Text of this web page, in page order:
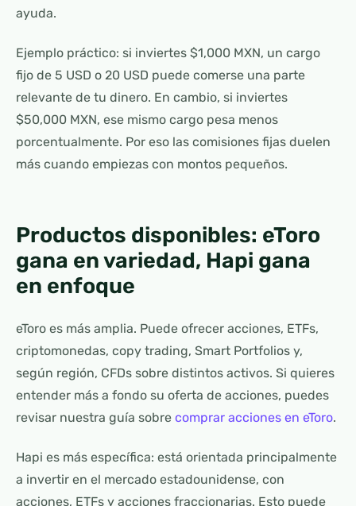
ayuda.
Ejemplo práctico: si inviertes $1,000 MXN, un cargo
fijo de 5 USD o 20 USD puede comerse una parte
relevante de tu dinero. En cambio, si inviertes
$50,000 MXN, ese mismo cargo pesa menos
porcentualmente. Por eso las comisiones fijas duelen
más cuando empiezas con montos pequeños.
Productos disponibles: eToro
gana en variedad, Hapi gana
en enfoque
eToro es más amplia. Puede ofrecer acciones, ETFs,
criptomonedas, copy trading, Smart Portfolios y,
según región, CFDs sobre distintos activos. Si quieres
entender más a fondo su oferta de acciones, puedes
revisar nuestra guía sobre comprar acciones en eToro.
Hapi es más específica: está orientada principalmente
a invertir en el mercado estadounidense, con
acciones, ETFs y acciones fraccionarias. Esto puede